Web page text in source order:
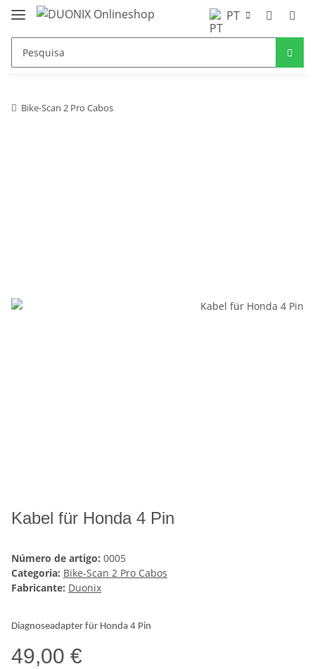
PT
Bike-Scan 2 Pro Cabos
Kabel für Honda 4 Pin
Número de artigo: 0005
Categoria: Bike-Scan 2 Pro Cabos
Fabricante: Duonix
Diagnoseadapter für Honda 4 Pin
49,00 €